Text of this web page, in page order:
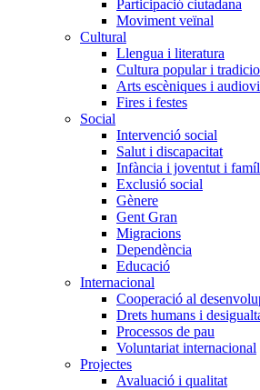
Participació ciutadana
Moviment veïnal
Cultural
Llengua i literatura
Cultura popular i
Arts escèniques i
Fires i festes
Social
Intervenció social
Salut i discapacitat
Infància i joventut i
Exclusió social
Gènere
Gent Gran
Migracions
Dependència
Educació
Internacional
Cooperació al
Drets humans i
Processos de pau
Voluntariat internacional
Projectes
Avaluació i qualitat